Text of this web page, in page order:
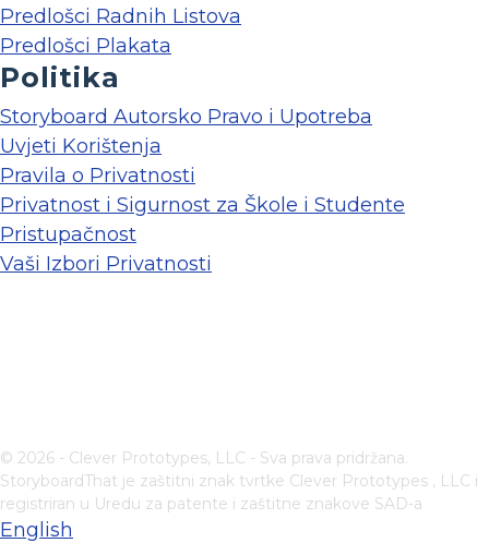
Predlošci Radnih Listova
Predlošci Plakata
Politika
Storyboard Autorsko Pravo i Upotreba
Uvjeti Korištenja
Pravila o Privatnosti
Privatnost i Sigurnost za Škole i Studente
Pristupačnost
Vaši Izbori Privatnosti
© 2026 - Clever Prototypes, LLC - Sva prava pridržana.
StoryboardThat je zaštitni znak tvrtke Clever Prototypes , LLC i
registriran u Uredu za patente i zaštitne znakove SAD-a
English